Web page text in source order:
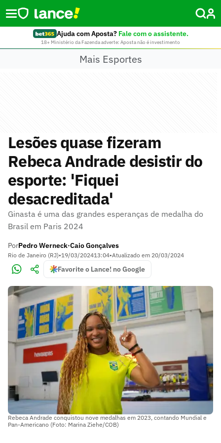
Ajuda com Aposta? Fale com o assistente.
18+ Ministério da Fazenda adverte: Aposta não é investimento
Mais Esportes
Lesões quase fizeram
Rebeca Andrade desistir do
esporte: 'Fiquei
desacreditada'
Ginasta é uma das grandes esperanças de medalha do
Brasil em Paris 2024
PorPedro Werneck•Caio Gonçalves
Rio de Janeiro (RJ)•19/03/202413:04•Atualizado em 20/03/2024
Favorite o Lance! no Google
Rebeca Andrade conquistou nove medalhas em 2023, contando Mundial e
Pan-Americano (Foto: Marina Ziehe/COB)